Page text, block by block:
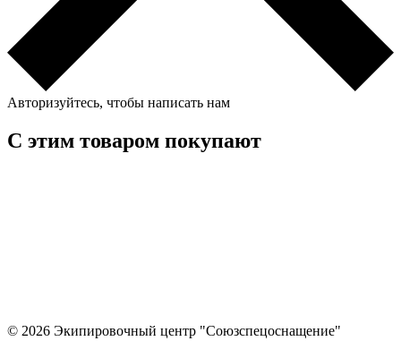
Авторизуйтесь, чтобы написать нам
С этим товаром покупают
© 2026 Экипировочный центр "Союзспецоснащение"